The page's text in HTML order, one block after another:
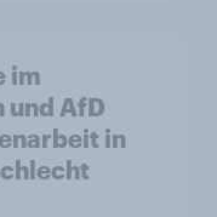
im
und AfD
in